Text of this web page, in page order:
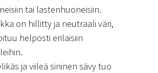
tai lastenhuoneisiin.
on hillitty ja neutraali väri,
helposti erilaisiin
ja viileä sininen sävy tuo